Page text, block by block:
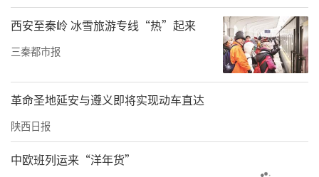
西安至秦岭 冰雪旅游专线“热”起来
三秦都市报
革命圣地延安与遵义即将实现动车直达
陕西日报
中欧班列运来“洋年货”